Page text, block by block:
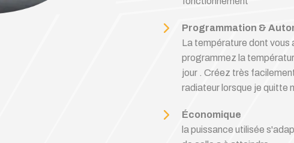
Programmation &
La température dont vous
programmez la
jour . Créez très
radiateur lorsque je quitte
Économique
la puissance utilisée